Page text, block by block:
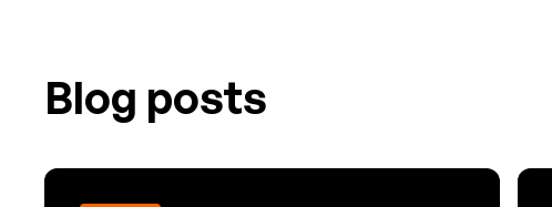
Blog posts